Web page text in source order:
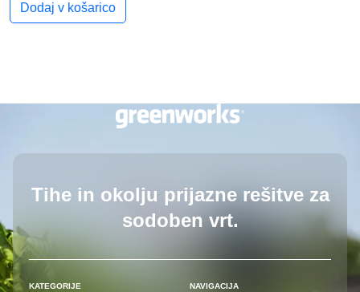
Dodaj v košarico
Tihe in okolju prijazne rešitveza
sodoben vrt.
KATEGORIJE NAVIGACIJA